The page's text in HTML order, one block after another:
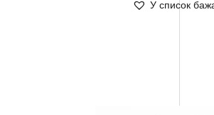
У список